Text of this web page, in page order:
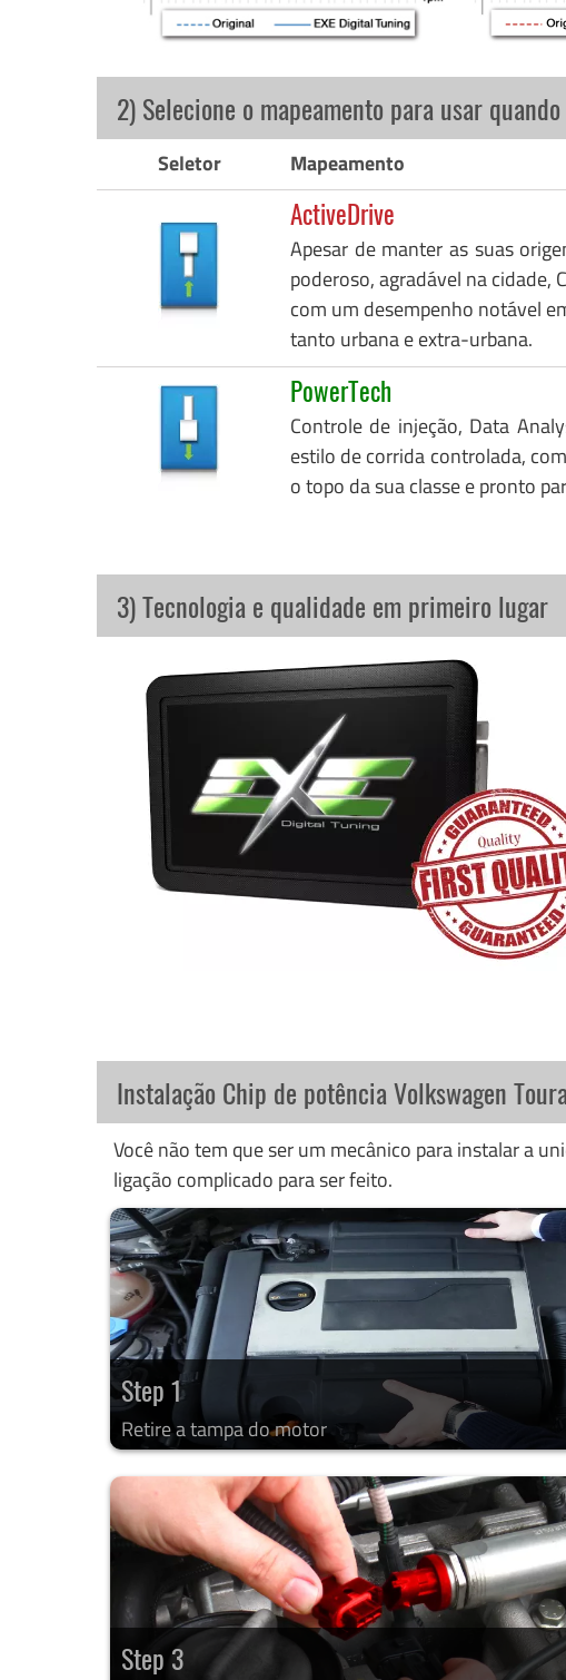
2) Selecione o mapeamento para usar
Seletor Mapeamento
ActiveDrive
Apesar de manter as suas
poderoso, agradável na cidade,
com um desempenho notável
tanto urbana e extra-urbana.
PowerTech
Controle de injeção, Data
estilo de corrida controlada,
o topo da sua classe e pronto
3) Tecnologia e qualidade em primeiro lugar
Instalação Chip de potência Volkswagen
Você não tem que ser um mecânico para instalar a
ligação complicado para ser feito.
Step 1
Retire a tampa do motor
Step 3